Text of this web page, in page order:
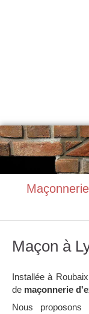
Maçon à
Installée à
de maçonnerie
Nous